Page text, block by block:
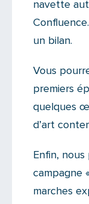
navette
un bilan.
Vous
premiers
quelques
d’art
Enfin,
campagne
marches